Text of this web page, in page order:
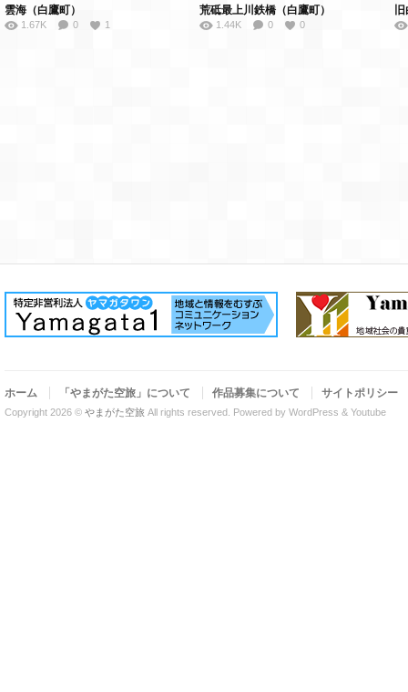
雲海（白鷹町）
1.67K 0 1
荒砥最上川鉄橋（白鷹町）
1.44K 0 0
ホーム 「やまがた空旅」について 作品募集について サイトポリシー
Copyright 2026 © やまがた空旅 All rights reserved. Powered by WordPress & Youtube